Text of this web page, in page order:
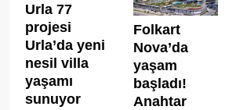
Urla 77
projesi
Urla’da yeni
nesil villa
yaşamı
sunuyor
Folkart
Nova’da
yaşam
başladı!
Anahtar